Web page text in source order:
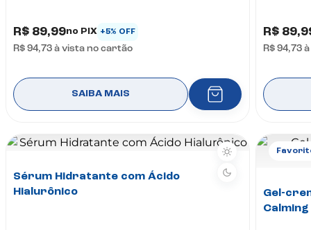
R$ 89,99no PIX +5% OFF
R$ 94,73 à vista no cartão
SAIBA MAIS
R$
R$ 94,73
Sérum Hidratante com Ácido
Hialurônico
Gel-